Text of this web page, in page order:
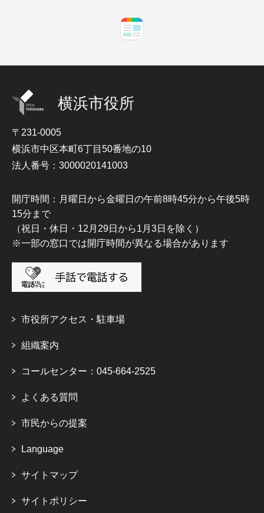
横浜市役所
〒231-0005
横浜市中区本町6丁目50番地の10
法人番号：3000020141003
開庁時間：月曜日から金曜日の午前8時45分から午後5時
15分まで
（祝日・休日・12月29日から1月3日を除く）
※一部の窓口では開庁時間が異なる場合があります
市役所アクセス・駐車場
組織案内
コールセンター：045-664-2525
よくある質問
市民からの提案
Language
サイトマップ
サイトポリシー